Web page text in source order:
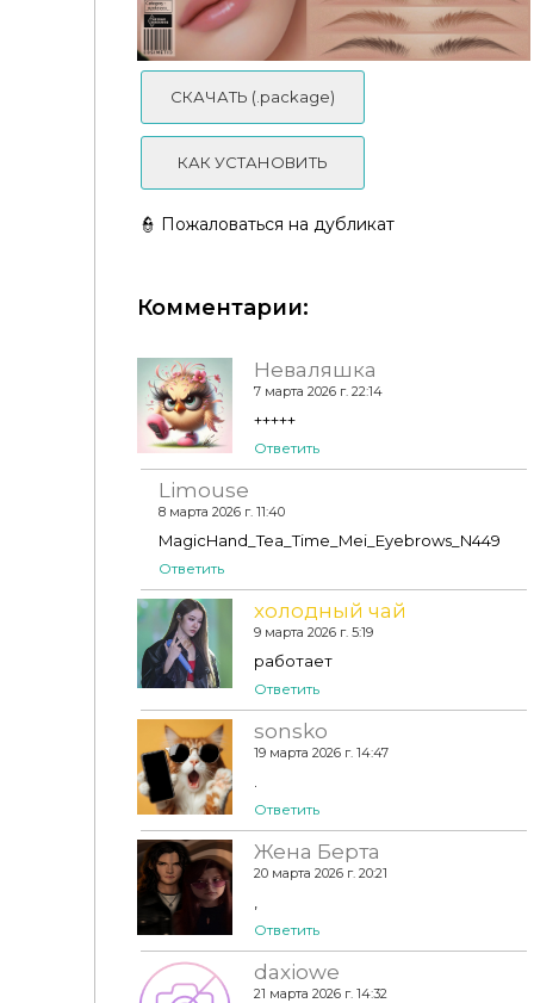
Брови N13 by MagicHand
СКАЧАТЬ (.package)
КАК УСТАНОВИТЬ
👮 Пожаловаться на дубликат
Комментарии:
Неваляшка
7 марта 2026 г. 22:14
+++++
Ответить
Limouse
8 марта 2026 г. 11:40
MagicHand_Tea_Time_Mei_Eyebrows_N449
Ответить
холодный чай
9 марта 2026 г. 5:19
работает
Ответить
sonsko
19 марта 2026 г. 14:47
Ответить
Жена Берта
20 марта 2026 г. 20:21
Ответить
daxiowe
21 марта 2026 г. 14:32